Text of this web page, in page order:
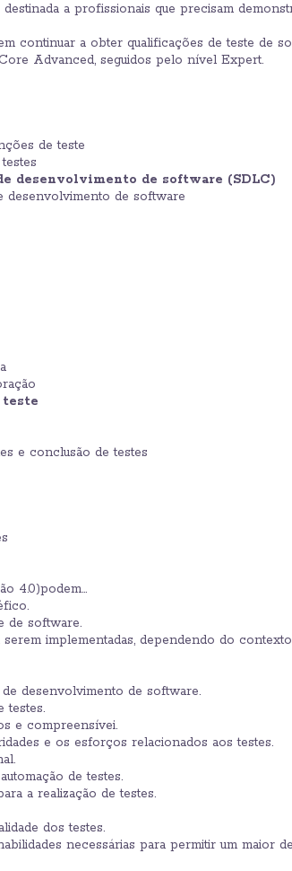
a profissionais que precisam
continuar a obter qualificações de teste de
Advanced, seguidos pelo nível Expert.
de teste
desenvolvimento de software (SDLC)
desenvolvimento de software
teste
e conclusão de testes
4.0)podem...
de software.
implementadas, dependendo do
desenvolvimento de software.
testes.
e compreensívei.
e os esforços relacionados aos testes.
de testes.
a realização de testes.
dos testes.
necessárias para permitir um maior